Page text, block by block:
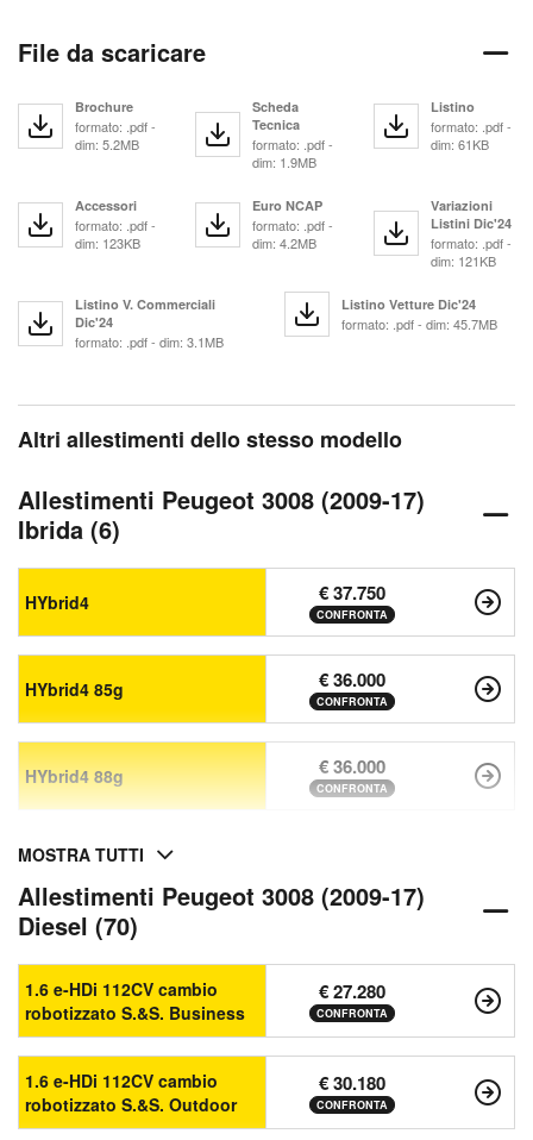
File da scaricare
Brochure
formato: .pdf -
dim: 5.2MB
Scheda
Tecnica
formato: .pdf -
dim: 1.9MB
Listino
formato: .pdf -
dim: 61KB
Accessori
formato: .pdf -
dim: 123KB
Euro NCAP
formato: .pdf -
dim: 4.2MB
Variazioni
Listini Dic'24
formato: .pdf -
dim: 121KB
Listino V. Commerciali
Dic'24
formato: .pdf - dim: 3.1MB
Listino Vetture Dic'24
formato: .pdf - dim: 45.7MB
Altri allestimenti dello stesso modello
Allestimenti Peugeot 3008 (2009-17)
Ibrida (6)
HYbrid4 € 37.750
CONFRONTA
HYbrid4 85g € 36.000
CONFRONTA
HYbrid4 88g € 36.000
CONFRONTA
MOSTRA TUTTI
Allestimenti Peugeot 3008 (2009-17)
Diesel (70)
1.6 e-HDi 112CV cambio
robotizzato S.&S. Business
€ 27.280
CONFRONTA
1.6 e-HDi 112CV cambio
robotizzato S.&S. Outdoor
€ 30.180
CONFRONTA